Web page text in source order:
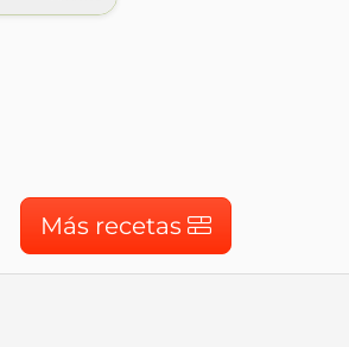
Más recetas